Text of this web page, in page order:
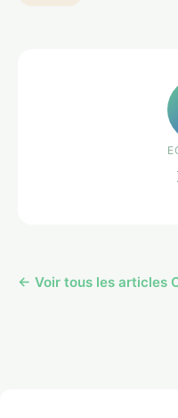
← Voir tous les articles